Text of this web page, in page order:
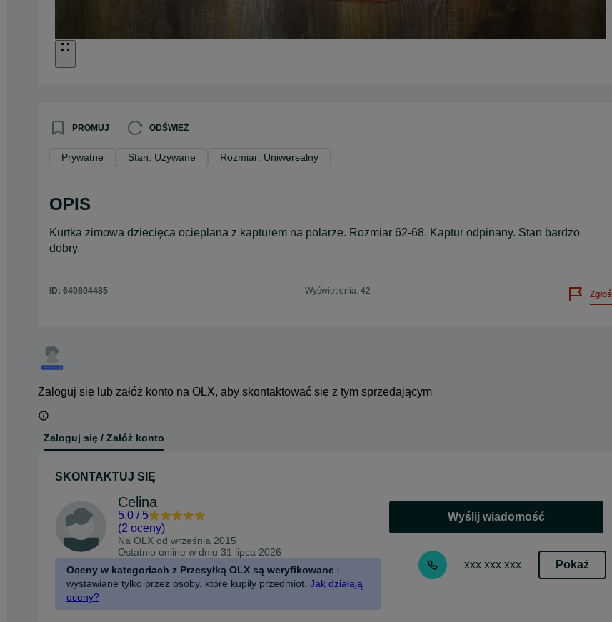
PROMUJ ODŚWIEŻ
Prywatne Stan: Używane Rozmiar: Uniwersalny
OPIS
Kurtka zimowa dziecięca ocieplana z kapturem na polarze. Rozmiar 62-68. Kaptur odpinany. Stan bardzo
dobry.
ID: 640804485 Wyświetlenia: 42 Zgłoś
Zaloguj się lub załóż konto na OLX, aby skontaktować się z tym sprzedającym
Zaloguj się / Załóż konto
SKONTAKTUJ SIĘ
Celina
5.0 / 5
(2 oceny)
Na OLX od września 2015
Ostatnio online w dniu 31 lipca 2026
Oceny w kategoriach z Przesyłką OLX są weryfikowane i
wystawiane tylko przez osoby, które kupiły przedmiot. Jak działają
oceny?
Wyślij wiadomość
xxx xxx xxx Pokaż